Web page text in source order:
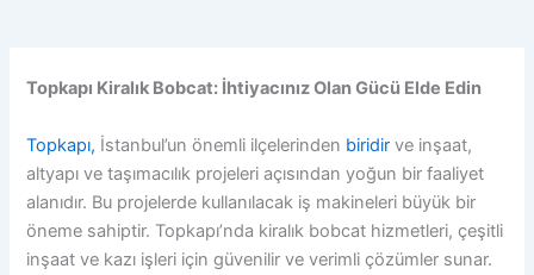
Topkapı Kiralık Bobcat: İhtiyacınız Olan Gücü Elde Edin
Topkapı, İstanbul’un önemli ilçelerinden biridir ve inşaat,
altyapı ve taşımacılık projeleri açısından yoğun bir faaliyet
alanıdır. Bu projelerde kullanılacak iş makineleri büyük bir
öneme sahiptir. Topkapı’nda kiralık bobcat hizmetleri, çeşitli
inşaat ve kazı işleri için güvenilir ve verimli çözümler sunar.